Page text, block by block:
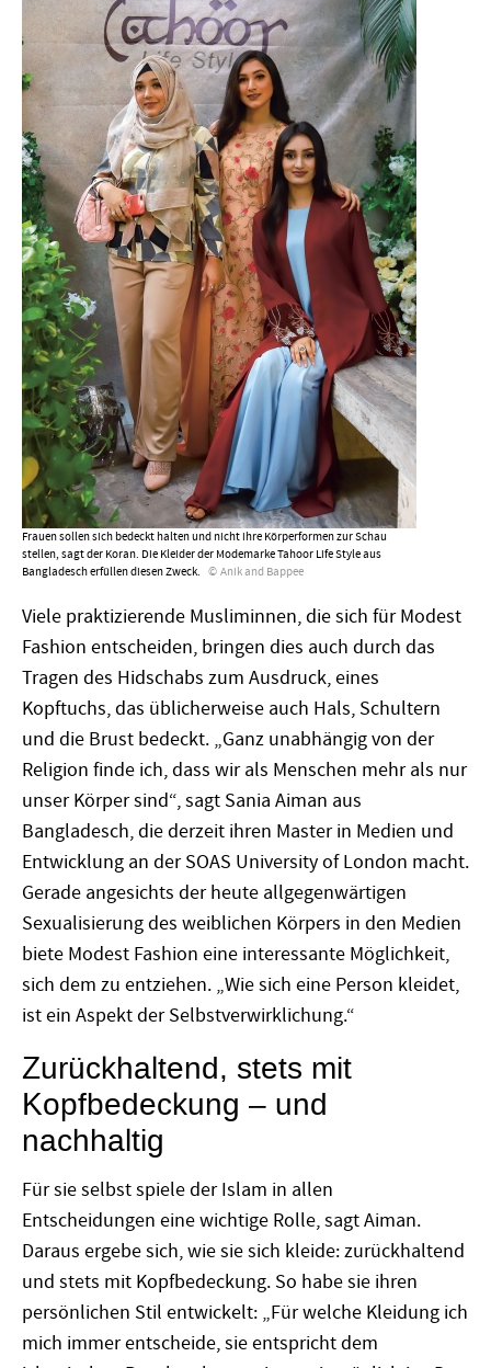
Frauen sollen sich bedeckt halten und nicht ihre Körperformen zur Schau
stellen, sagt der Koran. Die Kleider der Modemarke Tahoor Life Style aus
Bangladesch erfüllen diesen Zweck.
Anik and Bappee
Viele praktizierende Musliminnen, die sich für Modest
Fashion entscheiden, bringen dies auch durch das
Tragen des Hidschabs zum Ausdruck, eines
Kopftuchs, das üblicherweise auch Hals, Schultern
und die Brust bedeckt. „Ganz unabhängig von der
Religion finde ich, dass wir als Menschen mehr als nur
unser Körper sind“, sagt Sania Aiman aus
Bangladesch, die derzeit ihren Master in Medien und
Entwicklung an der SOAS University of London macht.
Gerade angesichts der heute allgegenwärtigen
Sexualisierung des weiblichen Körpers in den Medien
biete Modest Fashion eine interessante Möglichkeit,
sich dem zu entziehen. „Wie sich eine Person kleidet,
ist ein Aspekt der Selbstverwirklichung.“
Zurückhaltend, stets mit
Kopfbedeckung – und
nachhaltig
Für sie selbst spiele der Islam in allen
Entscheidungen eine wichtige Rolle, sagt Aiman.
Daraus ergebe sich, wie sie sich kleide: zurückhaltend
und stets mit Kopfbedeckung. So habe sie ihren
persönlichen Stil entwickelt: „Für welche Kleidung ich
mich immer entscheide, sie entspricht dem